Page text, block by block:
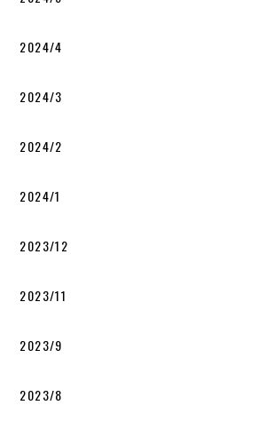
2024/4
2024/3
2024/2
2024/1
2023/12
2023/11
2023/9
2023/8